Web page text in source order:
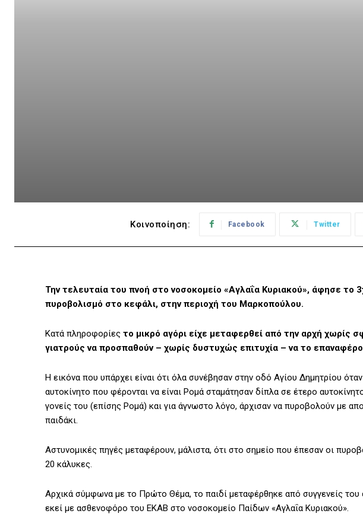
Κοινοποίηση: Facebook Twitter
Την τελευταία του πνοή στο νοσοκομείο «Αγλαΐα Κυριακού», άφησε το
πυροβολισμό στο κεφάλι, στην περιοχή του Μαρκοπούλου.
Κατά πληροφορίες το μικρό αγόρι είχε μεταφερθεί από την αρχή χωρίς
γιατρούς να προσπαθούν – χωρίς δυστυχώς επιτυχία – να το
Η εικόνα που υπάρχει είναι ότι όλα συνέβησαν στην οδό Αγίου Δημητρίου
αυτοκίνητο που φέρονται να είναι Ρομά σταμάτησαν δίπλα σε έτερο
γονείς του (επίσης Ρομά) και για άγνωστο λόγο, άρχισαν να πυροβολούν με
παιδάκι.
Αστυνομικές πηγές μεταφέρουν, μάλιστα, ότι στο σημείο που έπεσαν οι
20 κάλυκες.
Αρχικά σύμφωνα με το Πρώτο Θέμα, το παιδί μεταφέρθηκε από συγγενείς
εκεί με ασθενοφόρο του ΕΚΑΒ στο νοσοκομείο Παίδων «Αγλαΐα Κυριακού».